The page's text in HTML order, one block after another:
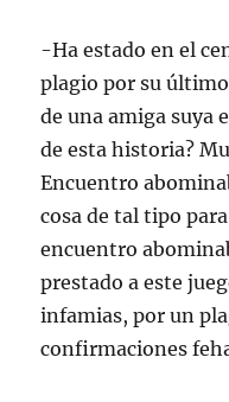
-Ha estado en el
plagio por su
de una amiga suya
de esta historia?
Encuentro
cosa de tal tipo
encuentro
prestado a este
infamias, por un
confirmaciones